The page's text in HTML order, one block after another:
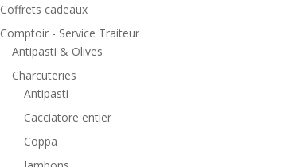
Coffrets cadeaux
Comptoir - Service Traiteur
Antipasti & Olives
Charcuteries
Antipasti
Cacciatore entier
Coppa